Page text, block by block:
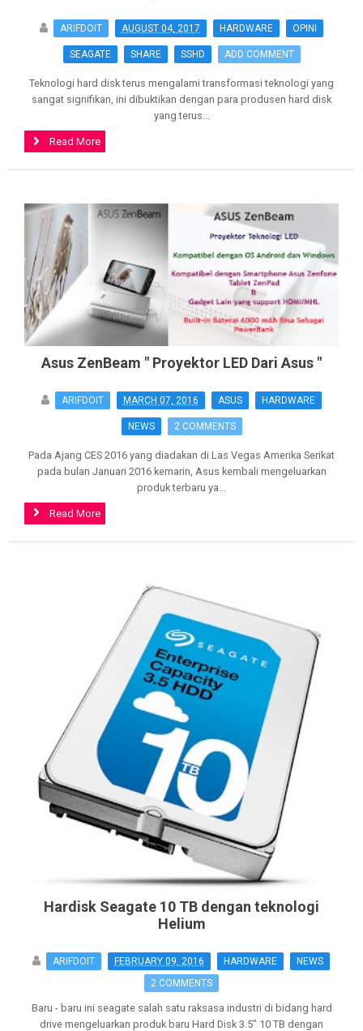
ARIFDOIT AUGUST 04, 2017 HARDWARE OPINI
SEAGATE SHARE SSHD ADD COMMENT
Teknologi hard disk terus mengalami transformasi teknologi yang
sangat signifikan, ini dibuktikan dengan para produsen hard disk
yang terus...
>
Read More
Asus ZenBeam " Proyektor LED Dari Asus "
ARIFDOIT MARCH 07, 2016 ASUS HARDWARE
NEWS 2 COMMENTS
Pada Ajang CES 2016 yang diadakan di Las Vegas Amerika Serikat
pada bulan Januari 2016 kemarin, Asus kembali mengeluarkan
produk terbaru ya...
>
Read More
Hardisk Seagate 10 TB dengan teknologi
Helium
ARIFDOIT FEBRUARY 09, 2016 HARDWARE
NEWS
2 COMMENTS
Baru - baru ini seagate salah satu raksasa industri di bidang hard
drive mengeluarkan produk baru Hard Disk 3.5" 10 TB dengan